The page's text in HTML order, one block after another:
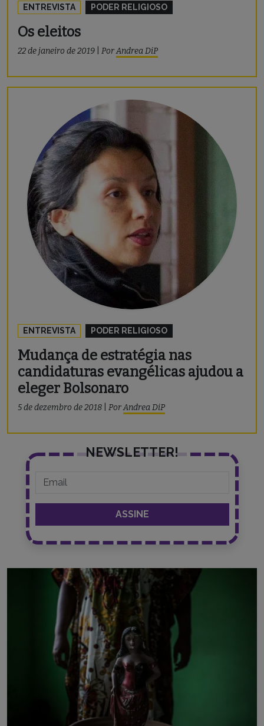
ENTREVISTA PODER RELIGIOSO
Os eleitos
22 de janeiro de 2019 PorAndrea DiP
ENTREVISTA PODER RELIGIOSO
Mudança de estratégia nas
candidaturas evangélicas ajudou a
eleger Bolsonaro
5 de dezembro de 2018 PorAndrea DiP
NEWSLETTER!